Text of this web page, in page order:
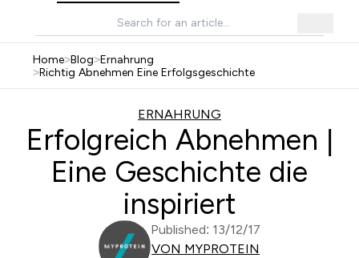
Home>Blog>Ernahrung
>Richtig Abnehmen Eine Erfolgsgeschichte
ERNAHRUNG
Erfolgreich Abnehmen |
Eine Geschichte die
inspiriert
Published: 13/12/17
VON MYPROTEIN